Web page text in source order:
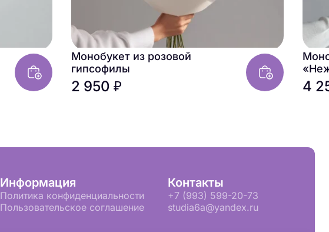
Монобукет из розовой
гипсофилы
2 950 ₽ 4
Информация
Политика конфиденциальности
Пользовательское соглашение
Контакты
+7 (993) 599-20-73
studia6a@yandex.ru